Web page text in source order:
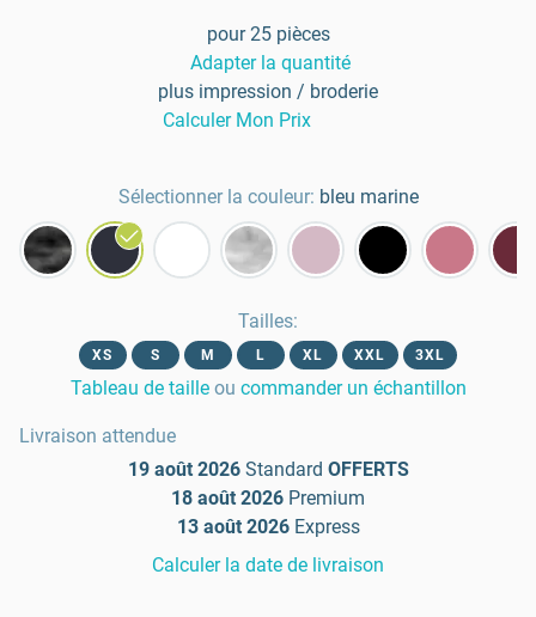
pour 25 pièces
Adapter la quantité
plus impression / broderie
Calculer Mon Prix
Sélectionner la couleur: bleu marine
Tailles:
XS S M L XL XXL 3XL
Tableau de taille ou commander un échantillon
Livraison attendue
19 août 2026 Standard OFFERTS
18 août 2026 Premium
13 août 2026 Express
Calculer la date de livraison